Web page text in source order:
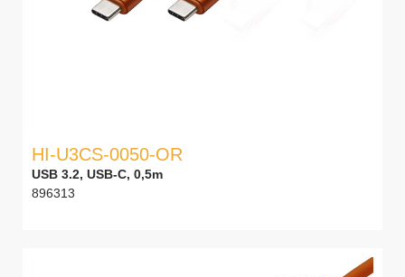
HI-U3CS-0050-OR
USB 3.2, USB-C, 0,5m
896313